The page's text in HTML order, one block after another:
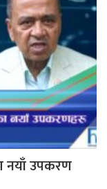
नयाँ उपकरण